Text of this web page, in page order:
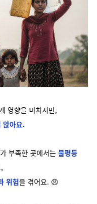
영향을 미치지만,
않아요.
부족한 곳에서는 불평등
위험을 겪어요. 😣